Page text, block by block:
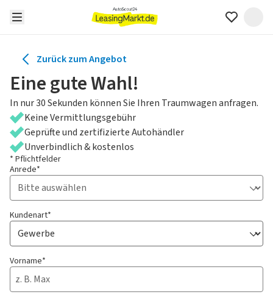
Zurück zum Angebot
Eine gute Wahl!
In nur 30 Sekunden können Sie Ihren Traumwagen anfragen.
Keine Vermittlungsgebühr
Geprüfte und zertifizierte Autohändler
Unverbindlich & kostenlos
* Pflichtfelder
Anrede*
Kundenart*
Vorname*